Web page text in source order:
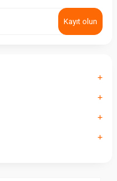
Kayıt olun